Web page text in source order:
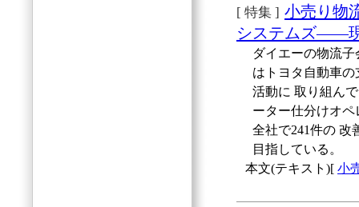
[ 特集 ] 小売り物
システムズ――
ダイエーの物流
はトヨタ自動車
活動に 取り組ん
ーター仕分けオ
全社で241件の 改
目指している。
本文(テキスト)[ 小